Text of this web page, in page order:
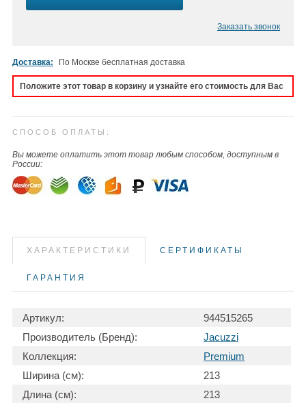
Заказать звонок
Доставка: По Москве бесплатная доставка
Положите этот товар в корзину и узнайте его стоимость для Вас
СПОСОБ ОПЛАТЫ:
Вы можете оплатить этот товар любым способом, доступным в
России:
ХАРАКТЕРИСТИКИ СЕРТИФИКАТЫ
ГАРАНТИЯ
Артикул:
944515265
Производитель (Бренд):
Jacuzzi
Коллекция:
Premium
Ширина (см):
213
Длина (см):
213